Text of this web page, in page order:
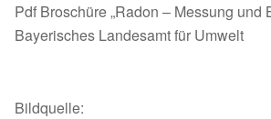
Pdf Broschüre „Radon – Messung und
Bayerisches Landesamt für Umwelt
Bildquelle: